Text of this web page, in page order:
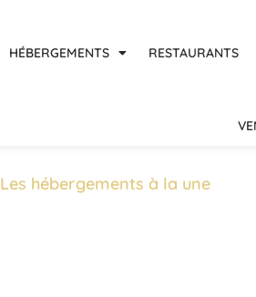
HÉBERGEMENTS RESTAURANTS
Les hébergements à la une